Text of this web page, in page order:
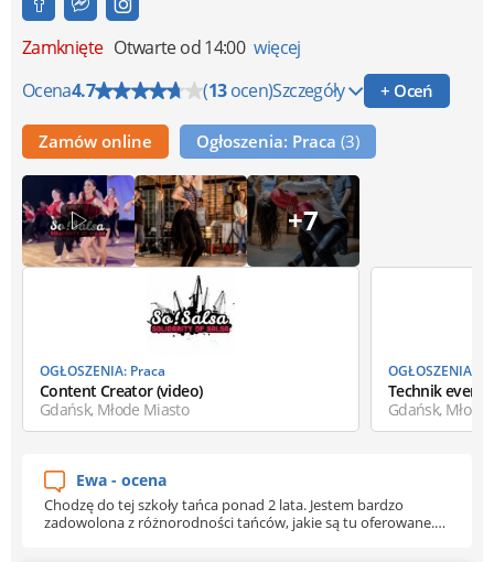
Zamknięte Otwarte od 14:00 więcej
Ocena4.7 (13ocen)Szczegóły + Oceń
Zamów online Ogłoszenia: Praca (3)
+7
OGŁOSZENIA: Praca
Content Creator (video)
Gdańsk, Młode Miasto
OGŁOSZENIA:
Technik
Gdańsk,
Ewa - ocena
Chodzę do tej szkoły tańca ponad 2 lata. Jestem bardzo
zadowolona z różnorodności tańców, jakie są tu oferowane.